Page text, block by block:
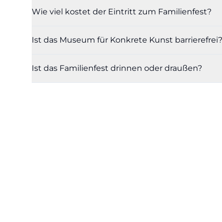
Wie viel kostet der Eintritt zum Familienfest?
Ist das Museum für Konkrete Kunst barrierefrei?
Ist das Familienfest drinnen oder draußen?